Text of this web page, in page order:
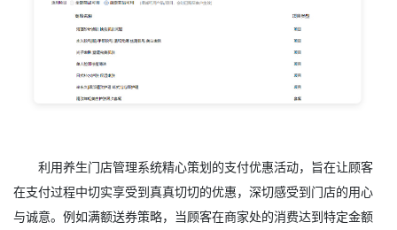
利用养生门店管理系统精心策划的支付优惠活动，旨在让顾客
在支付过程中切实享受到真真切切的优惠，深切感受到门店的用心
与诚意。例如满额送券策略，当顾客在商家处的消费达到特定金额